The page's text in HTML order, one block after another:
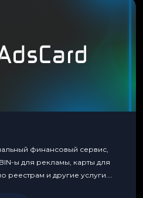
финансовый сервис,
ы для рекламы, карты для
реестрам и другие услуги.